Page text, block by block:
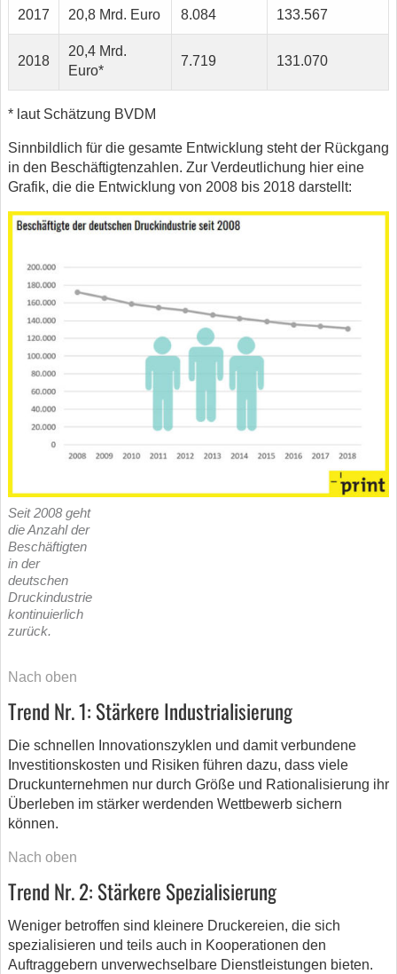
2017 20,8 Mrd. Euro 8.084 133.567
2018
20,4 Mrd.
Euro*
7.719 131.070
* laut Schätzung BVDM
Sinnbildlich für die gesamte Entwicklung steht der Rückgang
in den Beschäftigtenzahlen. Zur Verdeutlichung hier eine
Grafik, die die Entwicklung von 2008 bis 2018 darstellt:
Seit 2008 geht
die Anzahl der
Beschäftigten
in der
deutschen
Druckindustrie
kontinuierlich
zurück.
Nach oben
Trend Nr. 1: Stärkere Industrialisierung
Die schnellen Innovationszyklen und damit verbundene
Investitionskosten und Risiken führen dazu, dass viele
Druckunternehmen nur durch Größe und Rationalisierung ihr
Überleben im stärker werdenden Wettbewerb sichern
können.
Nach oben
Trend Nr. 2: Stärkere Spezialisierung
Weniger betroffen sind kleinere Druckereien, die sich
spezialisieren und teils auch in Kooperationen den
Auftraggebern unverwechselbare Dienstleistungen bieten.